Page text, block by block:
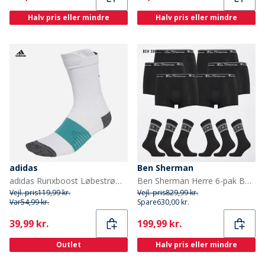
Halv pris eller mindre Halv pris eller mindre
adidas
adidas Runxboost Løbestrømper Hvid/Pure Teal
Vejl. pris119,99 kr.
Var54,99 kr.
Current
39,99 kr.
Outlet
Ben Sherman
Ben Sherman Herre 6-pak Boxer og 6-pak Sokke Gavesæt Sort
Vejl. pris829,99 kr.
Spare630,00 kr.
Current
199,99 kr.
Halv pris eller mindre